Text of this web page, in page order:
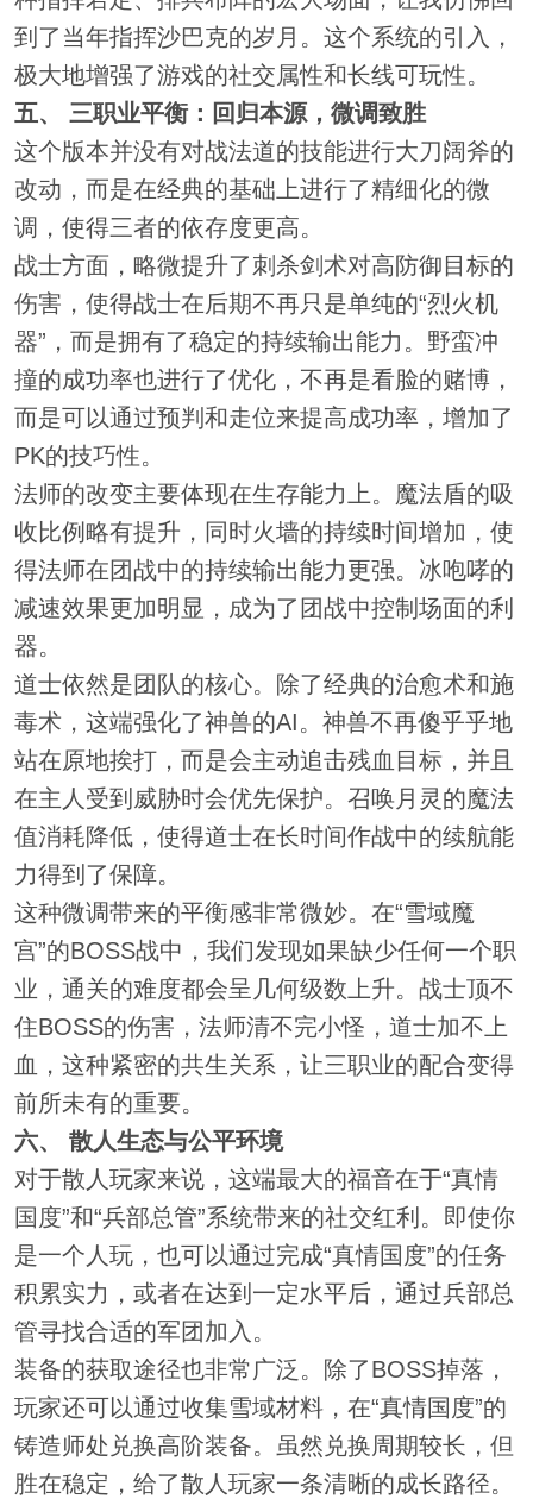
到了当年指挥沙巴克的岁月。这个系统的引入，
极大地增强了游戏的社交属性和长线可玩性。
五、 三职业平衡：回归本源，微调致胜
这个版本并没有对战法道的技能进行大刀阔斧的
改动，而是在经典的基础上进行了精细化的微
调，使得三者的依存度更高。
战士方面，略微提升了刺杀剑术对高防御目标的
伤害，使得战士在后期不再只是单纯的“烈火机
器”，而是拥有了稳定的持续输出能力。野蛮冲
撞的成功率也进行了优化，不再是看脸的赌博，
而是可以通过预判和走位来提高成功率，增加了
PK的技巧性。
法师的改变主要体现在生存能力上。魔法盾的吸
收比例略有提升，同时火墙的持续时间增加，使
得法师在团战中的持续输出能力更强。冰咆哮的
减速效果更加明显，成为了团战中控制场面的利
器。
道士依然是团队的核心。除了经典的治愈术和施
毒术，这端强化了神兽的AI。神兽不再傻乎乎地
站在原地挨打，而是会主动追击残血目标，并且
在主人受到威胁时会优先保护。召唤月灵的魔法
值消耗降低，使得道士在长时间作战中的续航能
力得到了保障。
这种微调带来的平衡感非常微妙。在“雪域魔
宫”的BOSS战中，我们发现如果缺少任何一个职
业，通关的难度都会呈几何级数上升。战士顶不
住BOSS的伤害，法师清不完小怪，道士加不上
血，这种紧密的共生关系，让三职业的配合变得
前所未有的重要。
六、 散人生态与公平环境
对于散人玩家来说，这端最大的福音在于“真情
国度”和“兵部总管”系统带来的社交红利。即使你
是一个人玩，也可以通过完成“真情国度”的任务
积累实力，或者在达到一定水平后，通过兵部总
管寻找合适的军团加入。
装备的获取途径也非常广泛。除了BOSS掉落，
玩家还可以通过收集雪域材料，在“真情国度”的
铸造师处兑换高阶装备。虽然兑换周期较长，但
胜在稳定，给了散人玩家一条清晰的成长路径。